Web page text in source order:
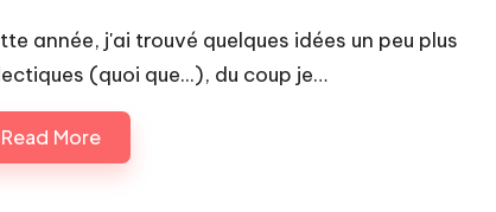
année, j'ai trouvé quelques idées un peu plus
(quoi que...), du coup je…
Read More